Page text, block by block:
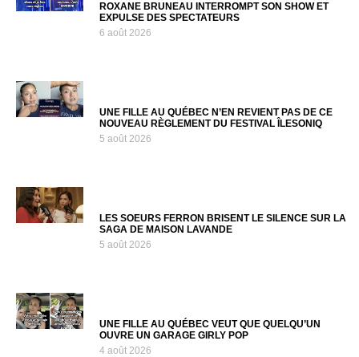
ROXANE BRUNEAU INTERROMPT SON SHOW ET
EXPULSE DES SPECTATEURS
6 août 2026
UNE FILLE AU QUÉBEC N’EN REVIENT PAS DE CE
NOUVEAU RÈGLEMENT DU FESTIVAL ÎLESONIQ
5 août 2026
LES SOEURS FERRON BRISENT LE SILENCE SUR LA
SAGA DE MAISON LAVANDE
5 août 2026
UNE FILLE AU QUÉBEC VEUT QUE QUELQU’UN
OUVRE UN GARAGE GIRLY POP
4 août 2026